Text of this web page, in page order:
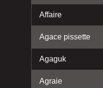
Affaire
Agace pissette
Agaguk
Agraie